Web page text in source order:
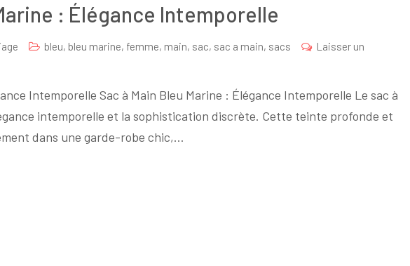
: Élégance Intemporelle
bleu, bleu marine, femme, main, sac, sac a main, sacs
Laisser un
Intemporelle Sac à Main Bleu Marine : Élégance Intemporelle Le sac à
intemporelle et la sophistication discrète. Cette teinte profonde et
dans une garde-robe chic,…